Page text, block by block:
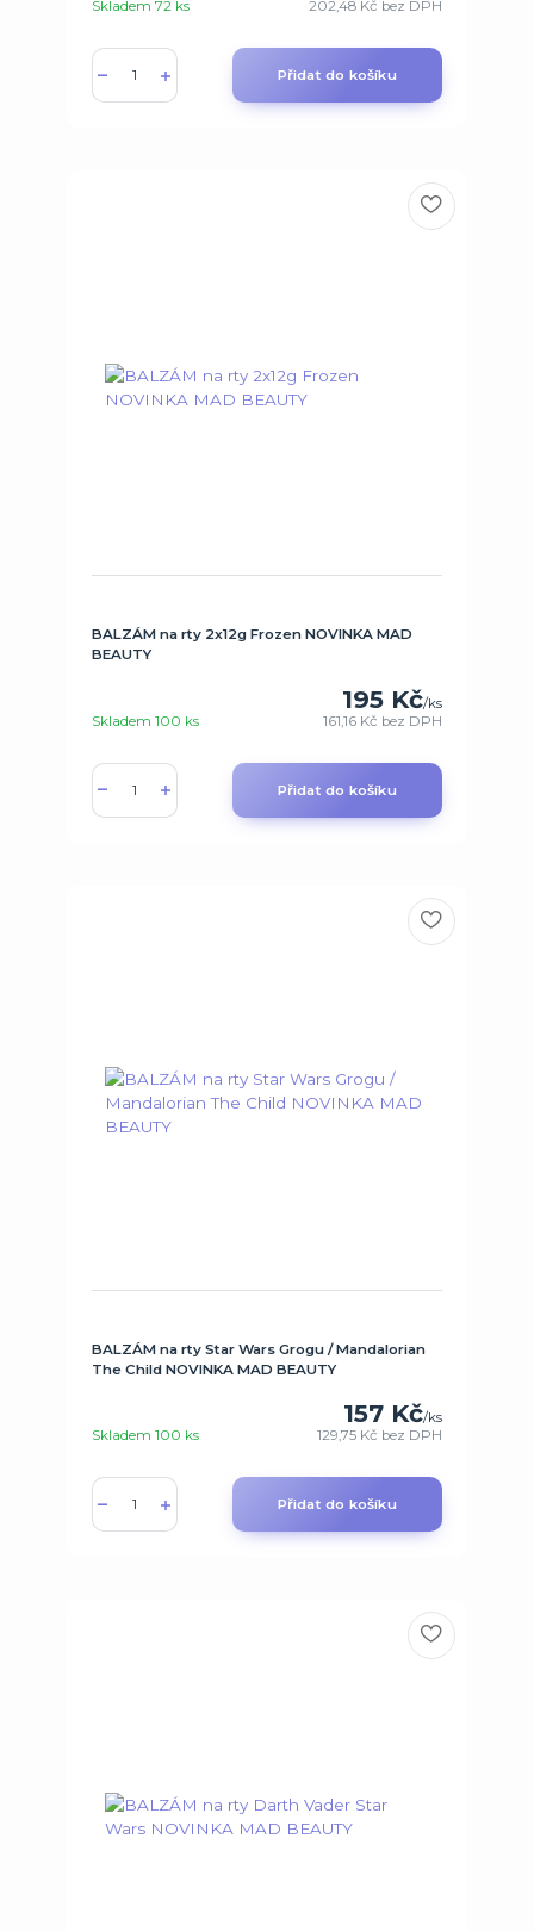
202,48 Kč bez DPH
Skladem 72 ks
Přidat do košíku
BALZÁM na rty 2x12g Frozen NOVINKA MAD
BEAUTY
195 Kč/ks
161,16 Kč bez DPH
Skladem 100 ks
Přidat do košíku
BALZÁM na rty Star Wars Grogu / Mandalorian
The Child NOVINKA MAD BEAUTY
157 Kč/ks
129,75 Kč bez DPH
Skladem 100 ks
Přidat do košíku